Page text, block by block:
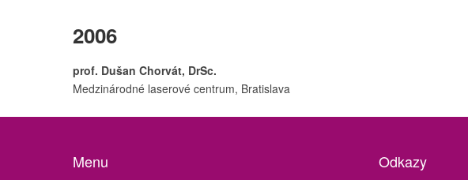
2006
prof. Dušan Chorvát, DrSc.
Medzinárodné laserové centrum, Bratislava
Menu Odkazy